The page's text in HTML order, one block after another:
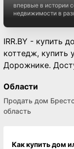
впервые в истории
недвижимости в
IRR.BY - купить
коттедж, купить
Дорожнике.
Области
Продать дом
область
Как купить дом или коттедж с